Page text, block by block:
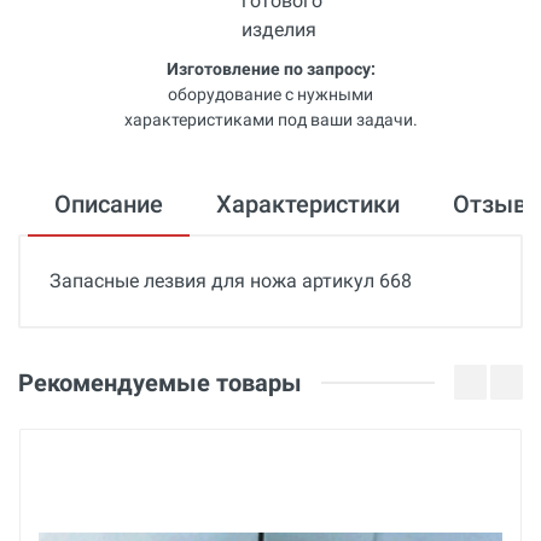
Изготовление по запросу:
оборудование с нужными
характеристиками под ваши задачи.
Описание Характеристики
Запасные лезвия для ножа артикул 668
12 месяцев
Оценка
Рекомендуемые товары